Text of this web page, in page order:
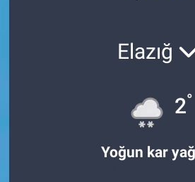
Elazığ
2°
Yoğun kar
Sağlıklı Yaşam